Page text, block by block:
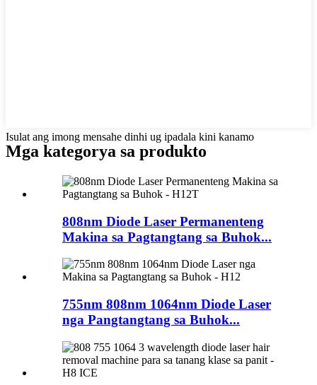
Isulat ang imong mensahe dinhi ug ipadala kini kanamo
Mga kategorya sa produkto
808nm Diode Laser Permanenteng
Makina sa Pagtangtang sa Buhok...
755nm 808nm 1064nm Diode Laser
nga Pangtangtang sa Buhok...